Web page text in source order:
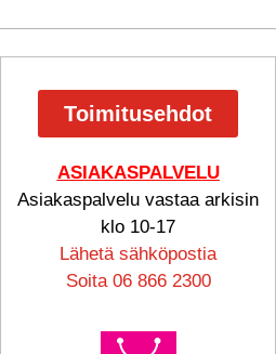
Toimitusehdot
ASIAKASPALVELU
Asiakaspalvelu vastaa arkisin
klo 10-17
Lähetä sähköpostia
Soita 06 866 2300